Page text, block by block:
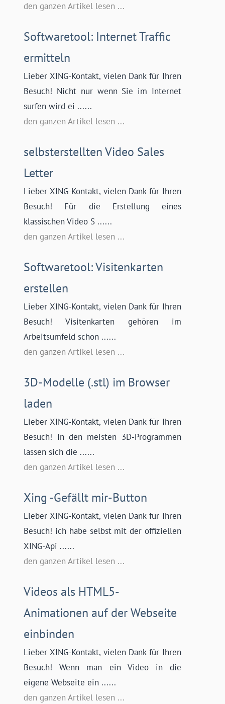
den ganzen Artikel lesen ...
Softwaretool: Internet Traffic
ermitteln
Lieber XING-Kontakt, vielen Dank für Ihren
Besuch! Nicht nur wenn Sie im Internet
surfen wird ei ......
den ganzen Artikel lesen ...
selbsterstellten Video Sales
Letter
Lieber XING-Kontakt, vielen Dank für Ihren
Besuch! Für die Erstellung eines
klassischen Video S ......
den ganzen Artikel lesen ...
Softwaretool: Visitenkarten
erstellen
Lieber XING-Kontakt, vielen Dank für Ihren
Besuch! Visitenkarten gehören im
Arbeitsumfeld schon ......
den ganzen Artikel lesen ...
3D-Modelle (.stl) im Browser
laden
Lieber XING-Kontakt, vielen Dank für Ihren
Besuch! In den meisten 3D-Programmen
lassen sich die ......
den ganzen Artikel lesen ...
Xing -Gefällt mir-Button
Lieber XING-Kontakt, vielen Dank für Ihren
Besuch! ich habe selbst mit der offiziellen
XING-Api ......
den ganzen Artikel lesen ...
Videos als HTML5-
Animationen auf der Webseite
einbinden
Lieber XING-Kontakt, vielen Dank für Ihren
Besuch! Wenn man ein Video in die
eigene Webseite ein ......
den ganzen Artikel lesen ...